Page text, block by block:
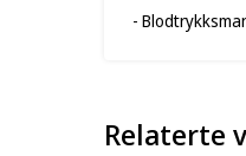
-
Relaterte